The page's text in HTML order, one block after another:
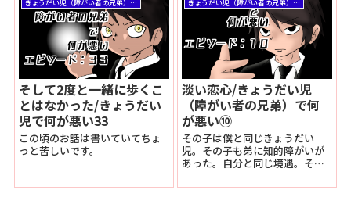
きょうだい児（障がい者の兄弟）で何が悪い
そして2度と一緒に歩くこ
とはなかった/きょうだい
児で何が悪い33
この頃のお話は書いていてちょ
っと苦しいです。
きょうだい児（障がい者の兄弟）で何が悪い
淡い恋心/きょうだい児
（障がい者の兄弟）で何
が悪い⑩
その子は僕と同じきょうだい
児。その子も弟に知的障がいが
あった。自分と同じ境遇。そん
ったし、とにかく新鮮だった。